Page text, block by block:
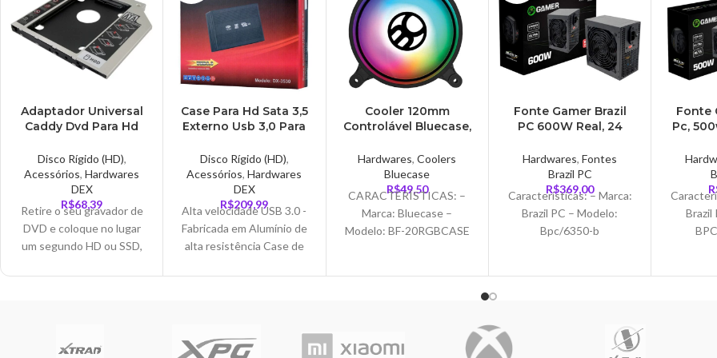
Adaptador Universal
Caddy Dvd Para Hd
AD0277
Disco Rígido (HD),
Acessórios,Hardwares
DEX
R$68,39
Retire o seu gravador de
DVD e coloque no lugar
um segundo HD ou SSD,
de armazenamento no
Case Para Hd Sata 3,5
Externo Usb 3,0 Para
3530
Disco Rígido (HD),
Acessórios,Hardwares
DEX
R$209,99
Alta velocidade USB 3.0 -
Fabricada em Alumínio de
alta resistência Case de
3.5" SATA A case gaveta
instalação (plug & play) e
oferece ao usuário alta
Cooler 120mm
Controlável Bluecase,
Hardwares,Coolers
Bluecase
R$49,50
CARACTERÍSTICAS: –
Marca: Bluecase –
Modelo: BF-20RGBCASE
Fonte Gamer Brazil
PC 600W Real, 24
Hardwares,Fontes
Brazil PC
R$369,00
Características: – Marca:
Brazil PC – Modelo:
Bpc/6350-b
Fonte
Pc,
Brazil